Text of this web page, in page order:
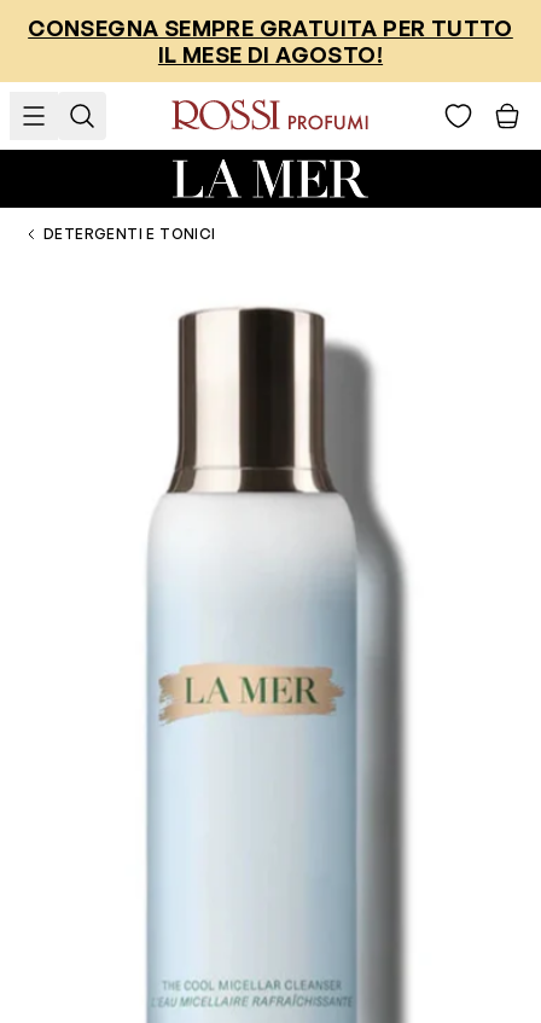
CONSEGNA SEMPRE GRATUITA PER TUTTO
IL MESE DI AGOSTO!
DETERGENTI E TONICI